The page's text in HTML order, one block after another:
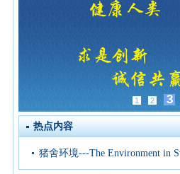
1 2 3
热点内容